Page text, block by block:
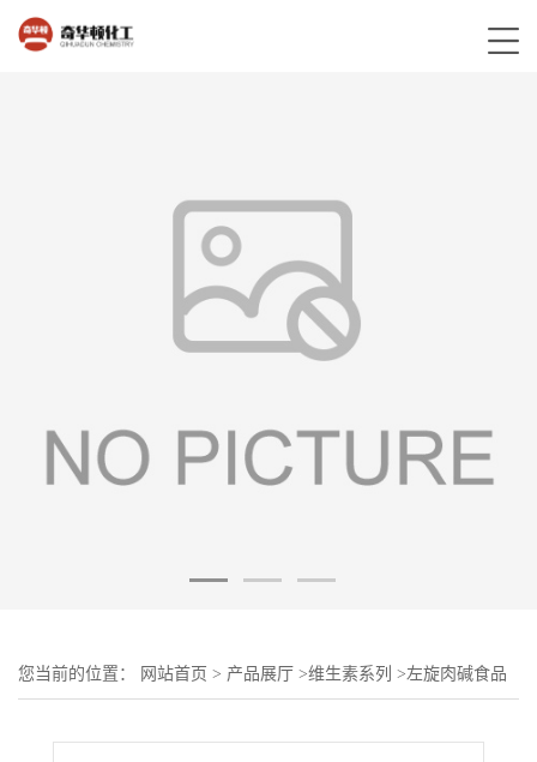
您当前的位置： 网站首页 > 产品展厅 >维生素系列 >左旋肉碱食品